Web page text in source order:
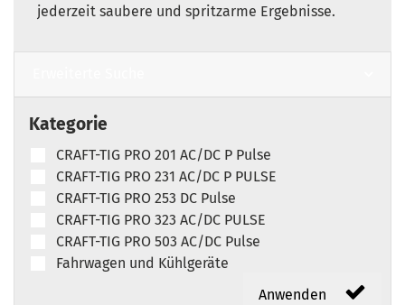
jederzeit saubere und spritzarme Ergebnisse.
Kategorie
CRAFT-TIG PRO 201 AC/DC P Pulse
CRAFT-TIG PRO 231 AC/DC P PULSE
CRAFT-TIG PRO 253 DC Pulse
CRAFT-TIG PRO 323 AC/DC PULSE
CRAFT-TIG PRO 503 AC/DC Pulse
Fahrwagen und Kühlgeräte
Anwenden